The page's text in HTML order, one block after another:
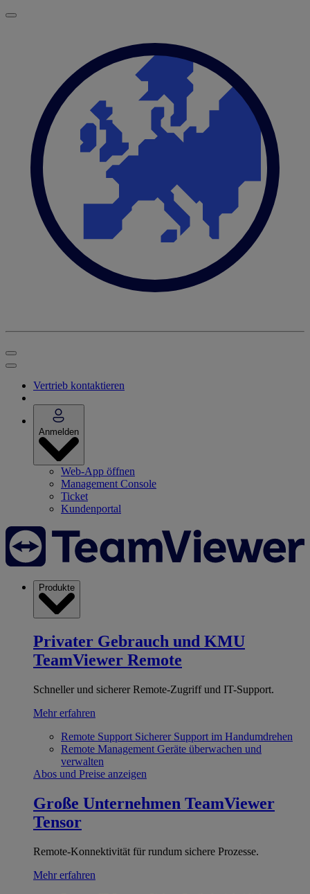
Vertrieb kontaktieren
Anmelden
Web-App öffnen
Management Console
Ticket
Kundenportal
Produkte
Privater Gebrauch und KMU
TeamViewer Remote
Schneller und sicherer Remote-Zugriff und IT-Support.
Mehr erfahren
Remote Support Sicherer Support im Handumdrehen
Remote Management Geräte überwachen und
verwalten
Abos und Preise anzeigen
Große Unternehmen TeamViewer
Tensor
Remote-Konnektivität für rundum sichere Prozesse.
Mehr erfahren